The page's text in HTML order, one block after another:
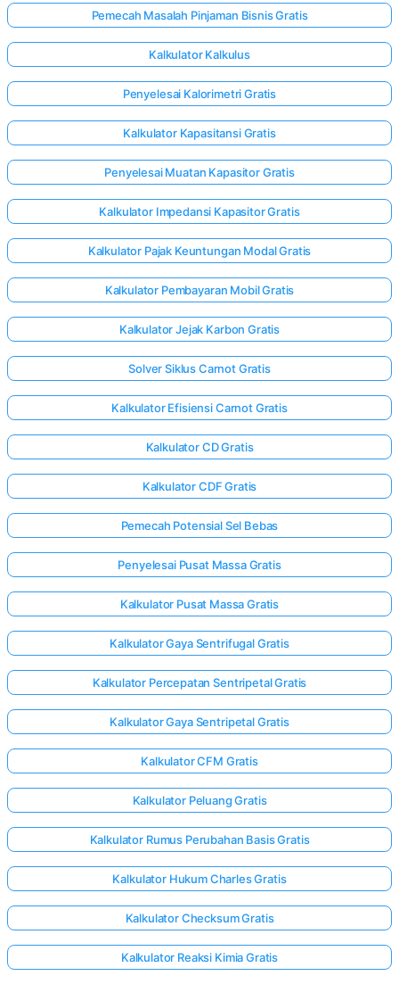
Pemecah Masalah Pinjaman Bisnis Gratis
Kalkulator Kalkulus
Penyelesai Kalorimetri Gratis
Kalkulator Kapasitansi Gratis
Penyelesai Muatan Kapasitor Gratis
Kalkulator Impedansi Kapasitor Gratis
Kalkulator Pajak Keuntungan Modal Gratis
Kalkulator Pembayaran Mobil Gratis
Kalkulator Jejak Karbon Gratis
Solver Siklus Carnot Gratis
Kalkulator Efisiensi Carnot Gratis
Kalkulator CD Gratis
Kalkulator CDF Gratis
Pemecah Potensial Sel Bebas
Penyelesai Pusat Massa Gratis
Kalkulator Pusat Massa Gratis
Kalkulator Gaya Sentrifugal Gratis
Kalkulator Percepatan Sentripetal Gratis
Kalkulator Gaya Sentripetal Gratis
Kalkulator CFM Gratis
Kalkulator Peluang Gratis
Kalkulator Rumus Perubahan Basis Gratis
Kalkulator Hukum Charles Gratis
Kalkulator Checksum Gratis
Kalkulator Reaksi Kimia Gratis